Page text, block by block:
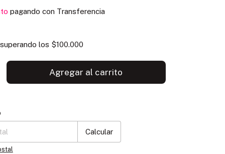
pagando con Transferencia
superando los $100.000
Calcular